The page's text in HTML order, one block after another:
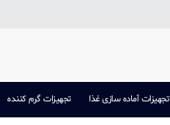
تجهیزات آماده سازی غذا تجهیزات گرم کننده